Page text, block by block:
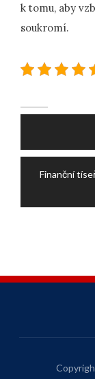
k tomu, aby
soukromí.
Finanční